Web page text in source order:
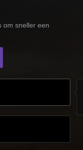
om sneller een